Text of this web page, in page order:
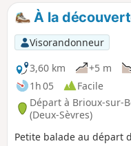
À la
Visorandonneur
3,60 km
+5 m
1h 05
Facile
Départ à Brioux-sur-
(Deux-Sèvres)
Petite balade au départ